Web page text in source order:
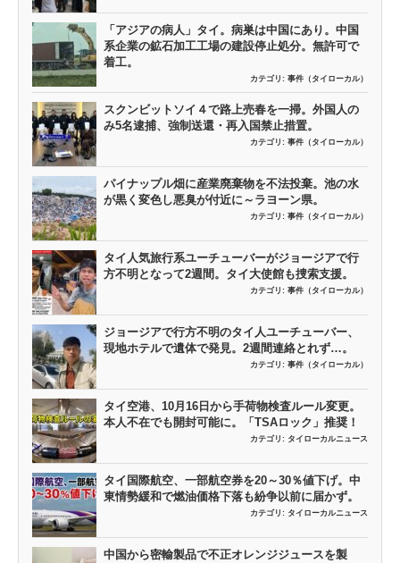
「アジアの病人」タイ。病巣は中国にあり。中国
系企業の鉱石加工工場の建設停止処分。無許可で
着工。
カテゴリ: 事件（タイローカル）
スクンビットソイ４で路上売春を一掃。外国人の
み5名逮捕、強制送還・再入国禁止措置。
カテゴリ: 事件（タイローカル）
パイナップル畑に産業廃棄物を不法投棄。池の水
が黒く変色し悪臭が付近に～ラヨーン県。
カテゴリ: 事件（タイローカル）
タイ人気旅行系ユーチューバーがジョージアで行
方不明となって2週間。タイ大使館も捜索支援。
カテゴリ: 事件（タイローカル）
ジョージアで行方不明のタイ人ユーチューバー、
現地ホテルで遺体で発見。2週間連絡とれず…。
カテゴリ: 事件（タイローカル）
タイ空港、10月16日から手荷物検査ルール変更。
本人不在でも開封可能に。「TSAロック」推奨！
カテゴリ: タイローカルニュース
タイ国際航空、一部航空券を20～30％値下げ。中
東情勢緩和で燃油価格下落も紛争以前に届かず。
カテゴリ: タイローカルニュース
中国から密輸製品で不正オレンジジュースを製